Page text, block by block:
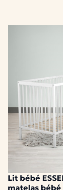
Lit bébé
matelas bébé